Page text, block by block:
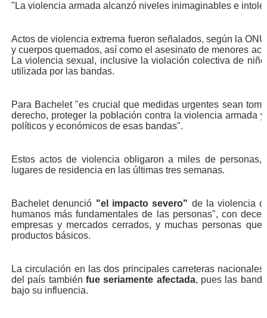
"La violencia armada alcanzó niveles inimaginables e
Actos de violencia extrema fueron señalados, según la
y cuerpos quemados, así como el asesinato de menores
La violencia sexual, inclusive la violación colectiva de
utilizada por las bandas.
Para Bachelet "es crucial que medidas urgentes sean
derecho, proteger la población contra la violencia armada
políticos y económicos de esas bandas".
Estos actos de violencia obligaron a miles de
lugares de residencia en las últimas tres semanas.
Bachelet denunció "el impacto severo" de la violencia
humanos más fundamentales de las personas", con
empresas y mercados cerrados, y muchas personas
productos básicos.
La circulación en las dos principales carreteras
del país tambiénfue seriamente afectada, pues las
bajo su influencia.